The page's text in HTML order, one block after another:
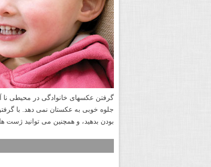
گرفتن عکسهای خانوادگی در محیطی نا
جلوه خوبی به عکستان نمی دهد. با
بودن بدهید، و همچنین می توانید ژست